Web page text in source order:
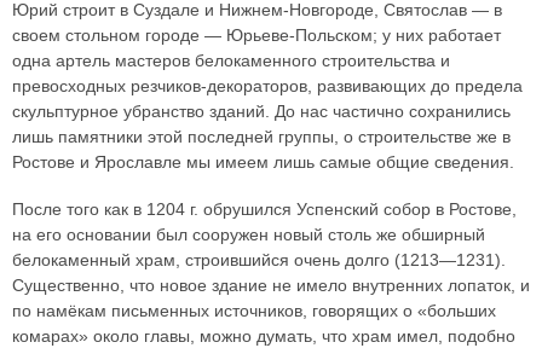
Юрий строит в Суздале и Нижнем-Новгороде, Святослав — в
своем стольном городе — Юрьеве-Польском; у них работает
одна артель мастеров белокаменного строительства и
превосходных резчиков-декораторов, развивающих до предела
скульптурное убранство зданий. До нас частично сохранились
лишь памятники этой последней группы, о строительстве же в
Ростове и Ярославле мы имеем лишь самые общие сведения.
После того как в 1204 г. обрушился Успенский собор в Ростове,
на его основании был сооружен новый столь же обширный
белокаменный храм, строившийся очень долго (1213—1231).
Существенно, что новое здание не имело внутренних лопаток, и
по намёкам письменных источников, говорящих о «больших
комарах» около главы, можно думать, что храм имел, подобно